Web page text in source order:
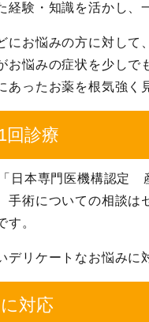
経験・知識を活かし、
にお悩みの方に対し
お悩みの症状を少し
あったお薬を根気強く
回診療
日本専門医機構認定
手術についての相談
す。
デリケートなお悩みに
対応